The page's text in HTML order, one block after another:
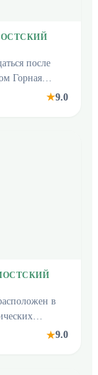
после
Горная
гостевой★9.0
в
★9.0